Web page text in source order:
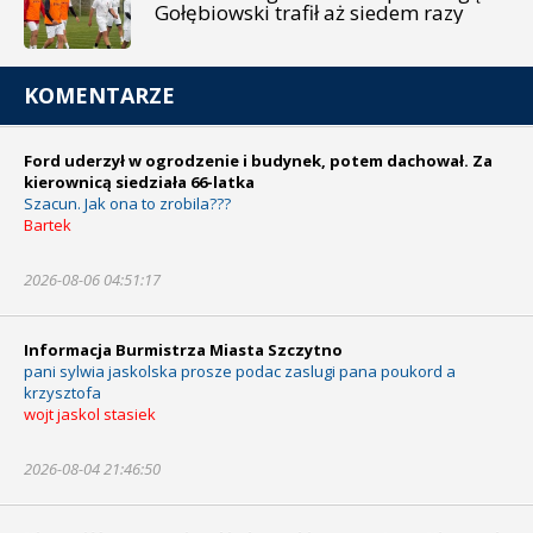
Gołębiowski trafił aż siedem razy
KOMENTARZE
Ford uderzył w ogrodzenie i budynek, potem dachował. Za
kierownicą siedziała 66-latka
Szacun. Jak ona to zrobila???
Bartek
2026-08-06 04:51:17
Informacja Burmistrza Miasta Szczytno
pani sylwia jaskolska prosze podac zaslugi pana poukord a
krzysztofa
wojt jaskol stasiek
2026-08-04 21:46:50